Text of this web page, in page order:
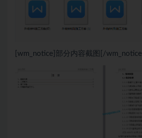
[wm_notice]部分内容截图[/wm_notice]